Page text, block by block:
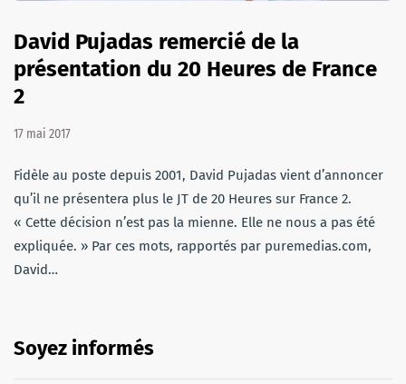
David Pujadas remercié de la
présentation du 20 Heures de France
2
17 mai 2017
Fidèle au poste depuis 2001, David Pujadas vient d’annoncer
qu’il ne présentera plus le JT de 20 Heures sur France 2.
« Cette décision n’est pas la mienne. Elle ne nous a pas été
expliquée. » Par ces mots, rapportés par puremedias.com,
David…
Soyez informés